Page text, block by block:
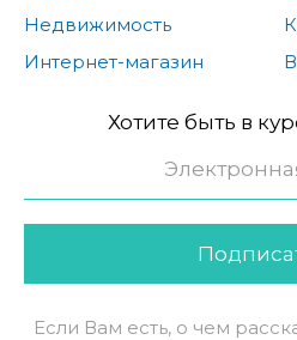
Недвижимость
Интернет-магазин
Хотите быть в
Если Вам есть, о чем